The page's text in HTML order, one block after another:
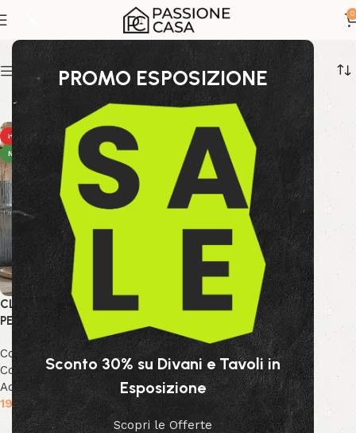
PROMO ESPOSIZIONE
Sconto 30% su Divani e Tavoli in
Esposizione
Scopri le Offerte
0
da tavolo
Show sidebar
HOT
NEW
CLESSIDRA KRONOS
PERLATO-BLU
Collezione Bizzotto ,
Collezione Decor ,Decor &
Accessori
19.90
Aggiungi al carrello